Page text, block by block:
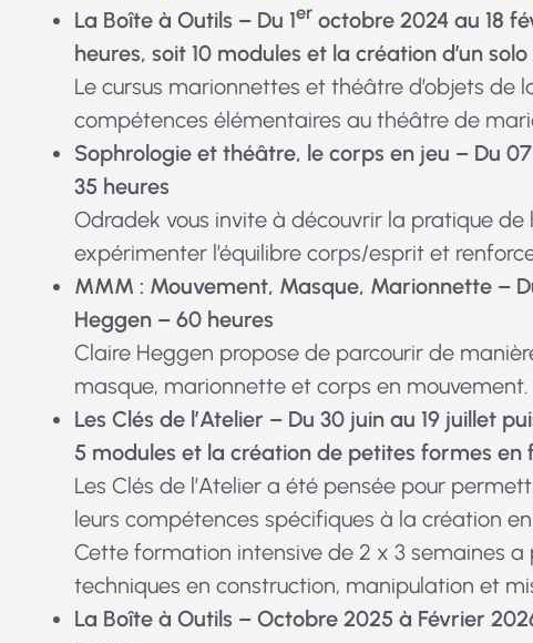
La Boîte à Outils – Du 1er octobre 2024 au 18
heures, soit 10 modules et la création d’un
Le cursus marionnettes et théâtre d’objets de
compétences élémentaires au théâtre de
Sophrologie et théâtre, le corps en jeu – Du
35 heures
Odradek vous invite à découvrir la pratique
expérimenter l’équilibre corps/esprit et
MMM : Mouvement, Masque, Marionnette –
Heggen – 60 heures
Claire Heggen propose de parcourir de
masque, marionnette et corps en mouvement.
Les Clés de l’Atelier – Du 30 juin au 19 juillet
5 modules et la création de petites formes
Les Clés de l’Atelier a été pensée pour
leurs compétences spécifiques à la création
Cette formation intensive de 2 x 3 semaines a
techniques en construction, manipulation et
La Boîte à Outils – Octobre 2025 à Février